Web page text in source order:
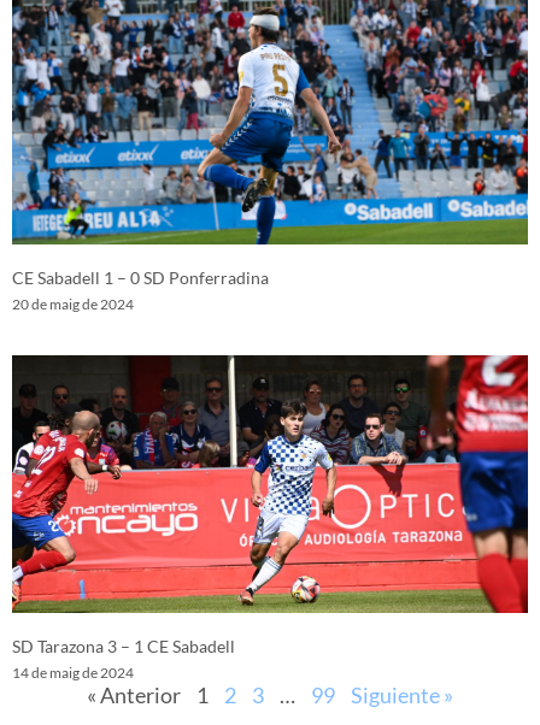
CE Sabadell 1 – 0 SD Ponferradina
20 de maig de 2024
SD Tarazona 3 – 1 CE Sabadell
14 de maig de 2024
« Anterior 1 2 3 … 99 Siguiente »